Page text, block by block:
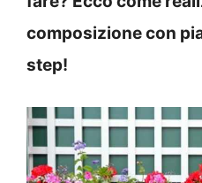
composizione con
step!